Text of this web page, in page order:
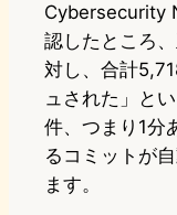
Cybersecurity
認したところ
対し、合計
ュされた」と
件、つまり1分
るコミットが
ます。